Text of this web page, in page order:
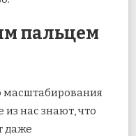
пальцем
нас знают, что
даже